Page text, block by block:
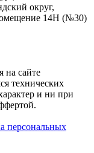
округ,
14Н (№30)
на сайте
технических
и ни при
персональных